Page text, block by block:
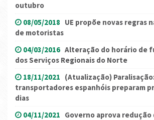
outubro
08/05/2018 UE propõe novas regras
de motoristas
04/03/2016 Alteração do horário de
dos Serviços Regionais do Norte
18/11/2021 (Atualização)
transportadores espanhóis preparam
dias
04/11/2021 Governo aprova redução